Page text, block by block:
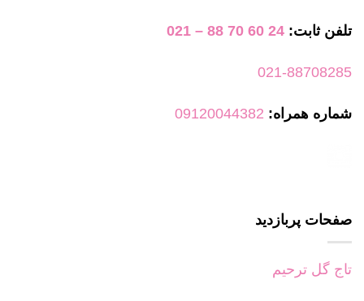
شوند
تلفن ثابت: 24 60 70 88 – 021
021-88708285
شماره همراه: 09120044382
صفحات پربازدید
تاج گل ترحیم